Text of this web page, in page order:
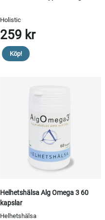
Holistic
259 kr
Köp!
Helhetshälsa Alg Omega 3 60
kapslar
Helhetshälsa